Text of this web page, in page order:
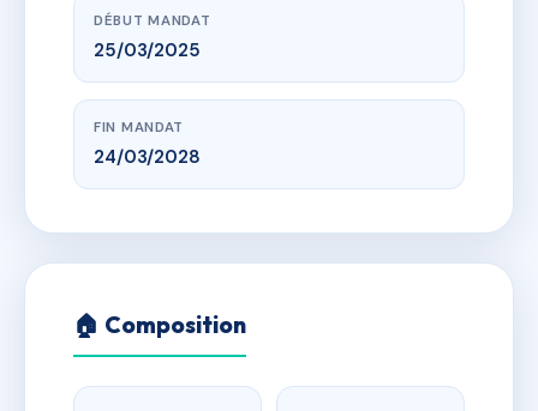
DÉBUT MANDAT
25/03/2025
FIN MANDAT
24/03/2028
🏠 Composition